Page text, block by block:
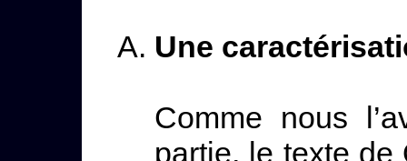
Une
Comme nous
partie, le texte de